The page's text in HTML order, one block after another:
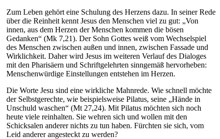
Zum Leben gehört eine Schulung des Herzens dazu. In seiner Rede
über die Reinheit kennt Jesus den Menschen viel zu gut: „Von
innen, aus dem Herzen der Menschen kommen die bösen
Gedanken“ (Mk 7,21). Der Sohn Gottes weiß vom Wechselspiel
des Menschen zwischen außen und innen, zwischen Fassade und
Wirklichkeit. Daher wird Jesus im weiteren Verlauf des Dialoges
mit den Pharisäern und Schriftgelehrten sinngemäß hervorheben:
Menschenwürdige Einstellungen entstehen im Herzen.
Die Worte Jesu sind eine wirkliche Mahnrede. Wie schnell möchte
der Selbstgerechte, wie beispielsweise Pilatus, seine „Hände in
Unschuld waschen“ (Mt 27,24). Mit Pilatus möchten sich noch
heute viele reinhalten. Sie wehren sich und wollen mit den
Schicksalen anderer nichts zu tun haben. Fürchten sie sich, vom
Leid anderer angesteckt zu werden?